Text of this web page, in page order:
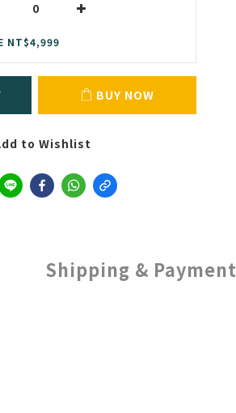
NT$4,999
BUY NOW
to Wishlist
Shipping & Payment